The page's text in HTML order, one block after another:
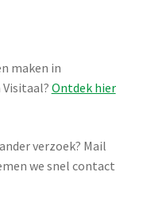
maken in
Ontdek hier
verzoek? Mail
we snel contact